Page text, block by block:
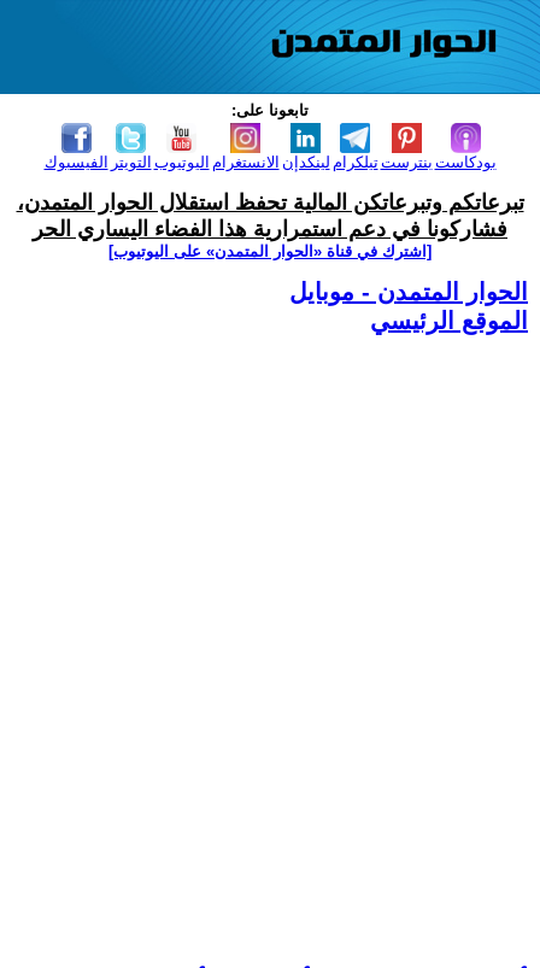
تابعونا على:
الفيسبوك التويتر اليوتيوب الانستغرام لينكدإن تيلكرامبنترست بودكاست
تبرعاتكم وتبرعاتكن المالية تحفظ استقلال الحوار المتمدن،
فشاركونا في دعم استمرارية هذا الفضاء اليساري الحر
[اشترك في قناة ‫«الحوار المتمدن» على اليوتيوب]
الحوار المتمدن - موبايل
الموقع الرئيسي